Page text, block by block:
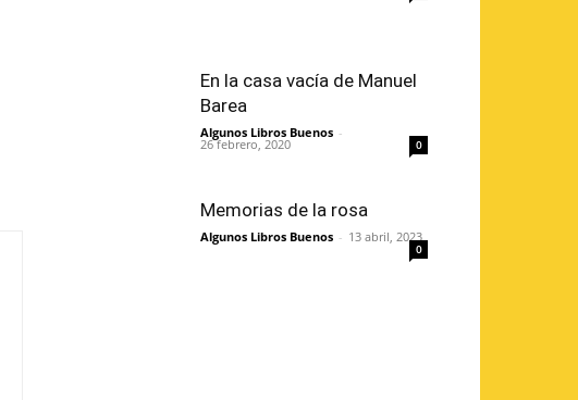
En la casa vacía de Manuel
Barea
Algunos Libros Buenos -
26 febrero, 2020 0
Memorias de la rosa
Algunos Libros Buenos - 13 abril, 2023
0